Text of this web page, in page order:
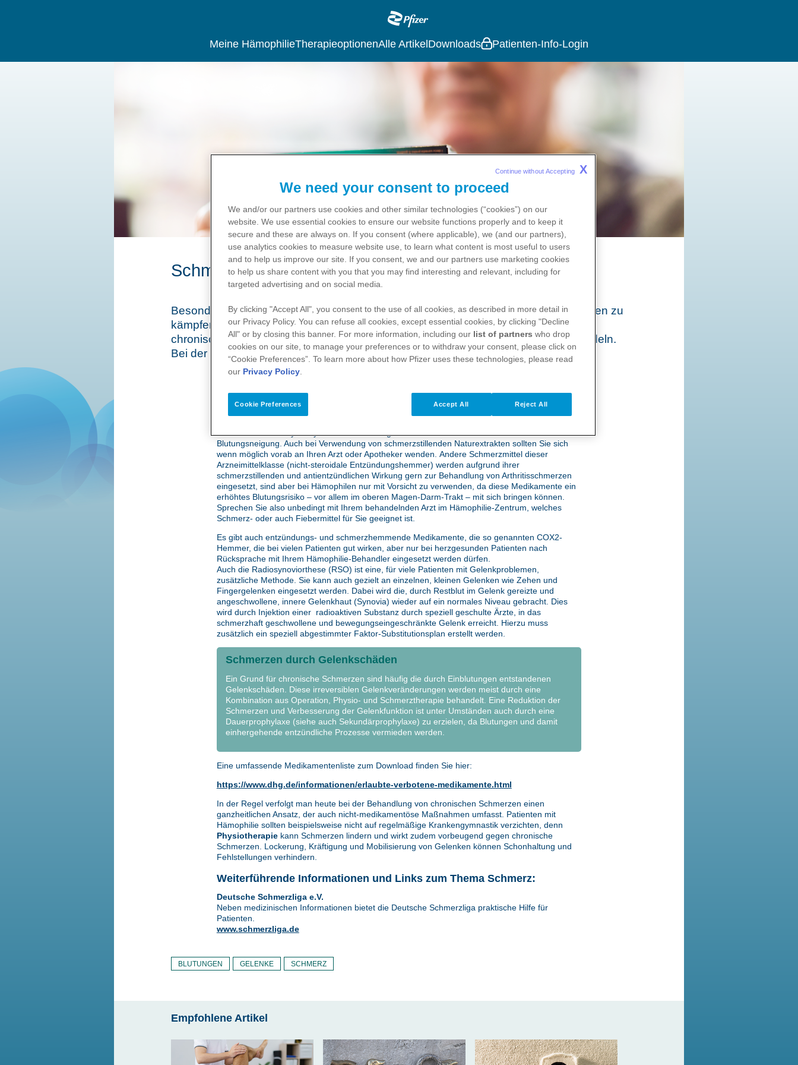
Direkt
Main
navigation
Meine HämophilieTherapieoptionenAlle Artikel Downloads Patienten-Info-Login
Schmerzfrei im Alter
Besonders ältere Hämophilie-Patienten haben häufig mit Schmerzen in den Gelenken zu
kämpfen. Hierbei kann es sich um akute Schmerzen bei Gelenkblutungen oder um
chronische Schmerzen infolge von bereits bestehenden Gelenkschädigungen handeln.
Bei der Behandlung der Symptome muss mit Bedacht vorgegangen werden.
Gelenkblutungen
oder als chronische Schmerzen bei bestehenden Gelenkschädigungen auf.
Blutungsneigung. Auch bei Verwendung von schmerzstillenden Naturextrakten sollten Sie sich
wenn möglich vorab an Ihren Arzt oder Apotheker wenden. Andere Schmerzmittel dieser
Arzneimittelklasse (nicht-steroidale Entzündungshemmer) werden aufgrund ihrer
schmerzstillenden und antientzündlichen Wirkung gern zur Behandlung von Arthritisschmerzen
eingesetzt, sind aber bei Hämophilen nur mit Vorsicht zu verwenden, da diese Medikamente ein
erhöhtes Blutungsrisiko – vor allem im oberen Magen-Darm-Trakt – mit sich bringen können.
Sprechen Sie also unbedingt mit Ihrem behandelnden Arzt im Hämophilie-Zentrum, welches
Schmerz- oder auch Fiebermittel für Sie geeignet ist.
Es gibt auch entzündungs- und schmerzhemmende Medikamente, die so genannten COX2-
Hemmer, die bei vielen Patienten gut wirken, aber nur bei herzgesunden Patienten nach
Rücksprache mit Ihrem Hämophilie-Behandler eingesetzt werden dürfen.
Auch die Radiosynoviorthese (RSO) ist eine, für viele Patienten mit Gelenkproblemen,
zusätzliche Methode. Sie kann auch gezielt an einzelnen, kleinen Gelenken wie Zehen und
Fingergelenken eingesetzt werden. Dabei wird die, durch Restblut im Gelenk gereizte und
angeschwollene, innere Gelenkhaut (Synovia) wieder auf ein normales Niveau gebracht. Dies
wird durch Injektion einer radioaktiven Substanz durch speziell geschulte Ärzte, in das
schmerzhaft geschwollene und bewegungseingeschränkte Gelenk erreicht. Hierzu muss
zusätzlich ein speziell abgestimmter Faktor-Substitutionsplan erstellt werden.
Schmerzen durch Gelenkschäden
Ein Grund für chronische Schmerzen sind häufig die durch Einblutungen entstandenen
Gelenkschäden. Diese irreversiblen Gelenkveränderungen werden meist durch eine
Kombination aus Operation, Physio- und Schmerztherapie behandelt. Eine Reduktion der
Schmerzen und Verbesserung der Gelenkfunktion ist unter Umständen auch durch eine
Dauerprophylaxe (siehe auch Sekundärprophylaxe) zu erzielen, da Blutungen und damit
einhergehende entzündliche Prozesse vermieden werden.
Eine umfassende Medikamentenliste zum Download finden Sie hier:
https://www.dhg.de/informationen/erlaubte-verbotene-medikamente.html
In der Regel verfolgt man heute bei der Behandlung von chronischen Schmerzen einen
ganzheitlichen Ansatz, der auch nicht-medikamentöse Maßnahmen umfasst. Patienten mit
Hämophilie sollten beispielsweise nicht auf regelmäßige Krankengymnastik verzichten, denn
Physiotherapiekann Schmerzen lindern und wirkt zudem vorbeugend gegen chronische
Schmerzen. Lockerung, Kräftigung und Mobilisierung von Gelenken können Schonhaltung und
Fehlstellungen verhindern.
Weiterführende Informationen und Links zum Thema Schmerz:
Deutsche Schmerzliga e.V.
Neben medizinischen Informationen bietet die Deutsche Schmerzliga praktische Hilfe für
Patienten.
www.schmerzliga.de
BLUTUNGEN GELENKE SCHMERZ
Empfohlene Artikel
We need your consent to proceed
We and/or our partners use cookies and other similar technologies (“cookies”) on our
website. We use essential cookies to ensure our website functions properly and to keep it
secure and these are always on. If you consent (where applicable), we (and our partners),
use analytics cookies to measure website use, to learn what content is most useful to users
and to help us improve our site. If you consent, we and our partners use marketing cookies
to help us share content with you that you may find interesting and relevant, including for
targeted advertising and on social media.
By clicking "Accept All", you consent to the use of all cookies, as described in more detail in
our Privacy Policy. You can refuse all cookies, except essential cookies, by clicking "Decline
All" or by closing this banner. For more information, including our list of partners who drop
cookies on our site, to manage your preferences or to withdraw your consent, please click on
“Cookie Preferences”. To learn more about how Pfizer uses these technologies, please read
our Privacy Policy.
Cookie Preferences Reject All
Accept All
Continue without Accepting X